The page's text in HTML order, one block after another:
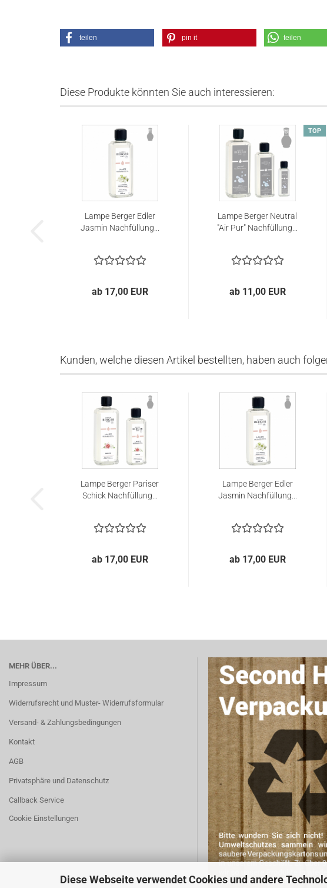
Diese Webseite verwendet Cookies und andere
teilen pin it teilen
Diese Produkte könnten Sie auch interessieren:
Lampe Berger Edler
Jasmin Nachfüllung...
ab 17,00 EUR
TOP
Lampe Berger Neutral
"Air Pur" Nachfüllung...
ab 11,00 EUR
Kunden, welche diesen Artikel bestellten, haben auch
Lampe Berger Pariser
Schick Nachfüllung...
ab 17,00 EUR
Lampe Berger Edler
Jasmin Nachfüllung...
ab 17,00 EUR
MEHR ÜBER...
Impressum
Widerrufsrecht und Muster- Widerrufsformular
Versand- & Zahlungsbedingungen
Kontakt
AGB
Privatsphäre und Datenschutz
Callback Service
Cookie Einstellungen